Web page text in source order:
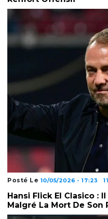
Posté Le 10/05/2026 - 17:23
Hansi Flick El Clasico :
Malgré La Mort De Son